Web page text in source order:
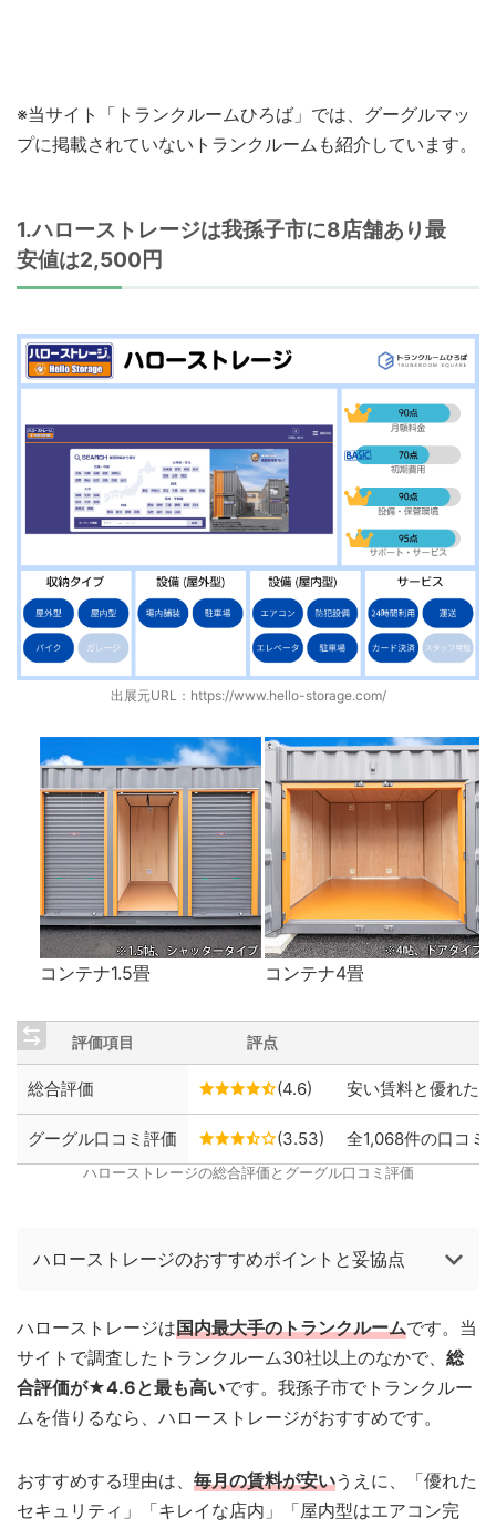
※当サイト「トランクルームひろば」では、グーグルマッ
プに掲載されていないトランクルームも紹介しています。
1.ハローストレージは我孫子市に8店舗あり最
安値は2,500円
出展元URL： https://www.hello-storage.com/
コンテナ1.5畳 コンテナ4畳
評価項目 評点
総合評価 (4.6) 安い賃料と優れた
グーグル口コミ評価 (3.53) 全1,068件の口コミ
ハローストレージの総合評価とグーグル口コミ評価
ハローストレージのおすすめポイントと妥協点
ハローストレージは国内最大手のトランクルームです。当
サイトで調査したトランクルーム30社以上のなかで、 総
合評価が★4.6と最も高いです。我孫子市でトランクルー
ムを借りるなら、ハローストレージがおすすめです。
おすすめする理由は、 毎月の賃料が安いうえに、「優れた
セキュリティ」「キレイな店内」「屋内型はエアコン完